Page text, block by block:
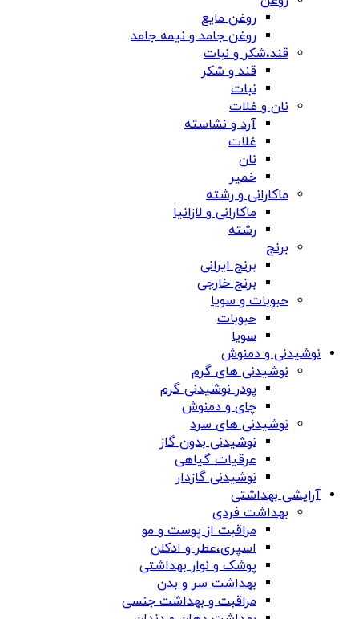
روغن مایع
روغن جامد و نیمه جامد
قند،شکر و نبات
قند و شکر
نبات
نان و غلات
آرد و نشاسته
غلات
نان
خمیر
ماکارانی و رشته
ماکارانی و لازانیا
رشته
برنج
برنج ایرانی
برنج خارجی
حبوبات و سویا
حبوبات
سویا
نوشیدنی و دمنوش
نوشیدنی های گرم
پودر نوشیدنی گرم
چای و دمنوش
نوشیدنی های سرد
نوشیدنی بدون گاز
عرقیات گیاهی
نوشیدنی گازدار
آرایشی بهداشتی
بهداشت فردی
مراقبت از پوست و مو
اسپری،عطر و ادکلن
پوشک و نوار بهداشتی
بهداشت سر و بدن
مراقبت و بهداشت جنسی